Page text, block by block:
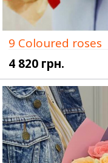
9 Coloured roses
4 820 грн.